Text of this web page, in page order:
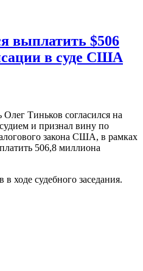
выплатить $506
в суде США
Тиньков согласился на
и признал вину по
закона США, в рамках
506,8 миллиона
ходе судебного заседания.